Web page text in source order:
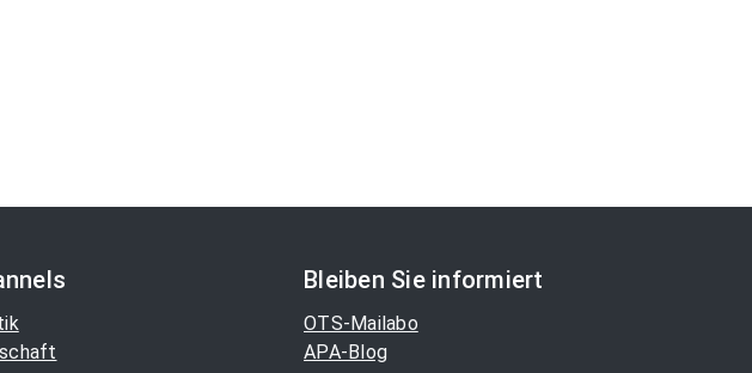
Bleiben Sie informiert
OTS-Mailabo
APA-Blog